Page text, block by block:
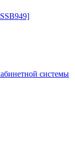
системы